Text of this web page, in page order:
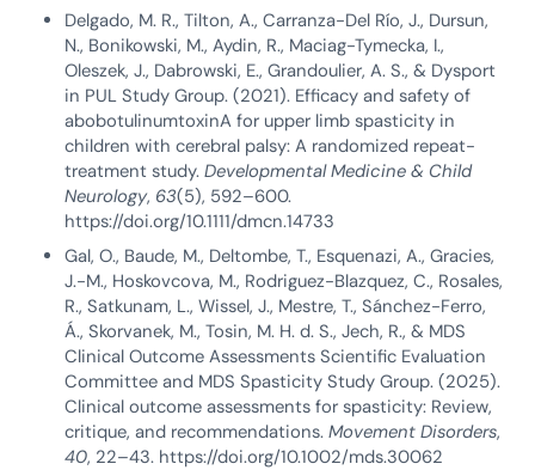
Delgado, M. R., Tilton, A., Carranza-Del Río, J., Dursun,
N., Bonikowski, M., Aydin, R., Maciag-Tymecka, I.,
Oleszek, J., Dabrowski, E., Grandoulier, A. S., & Dysport
in PUL Study Group. (2021). Efficacy and safety of
abobotulinumtoxinA for upper limb spasticity in
children with cerebral palsy: A randomized repeat-
treatment study.Developmental Medicine & Child
Neurology, 63(5), 592–600.
https://doi.org/10.1111/dmcn.14733
Gal, O., Baude, M., Deltombe, T., Esquenazi, A., Gracies,
J.-M., Hoskovcova, M., Rodriguez-Blazquez, C., Rosales,
R., Satkunam, L., Wissel, J., Mestre, T., Sánchez-Ferro,
Á., Skorvanek, M., Tosin, M. H. d. S., Jech, R., & MDS
Clinical Outcome Assessments Scientific Evaluation
Committee and MDS Spasticity Study Group. (2025).
Clinical outcome assessments for spasticity: Review,
critique, and recommendations.Movement Disorders,
40, 22–43. https://doi.org/10.1002/mds.30062